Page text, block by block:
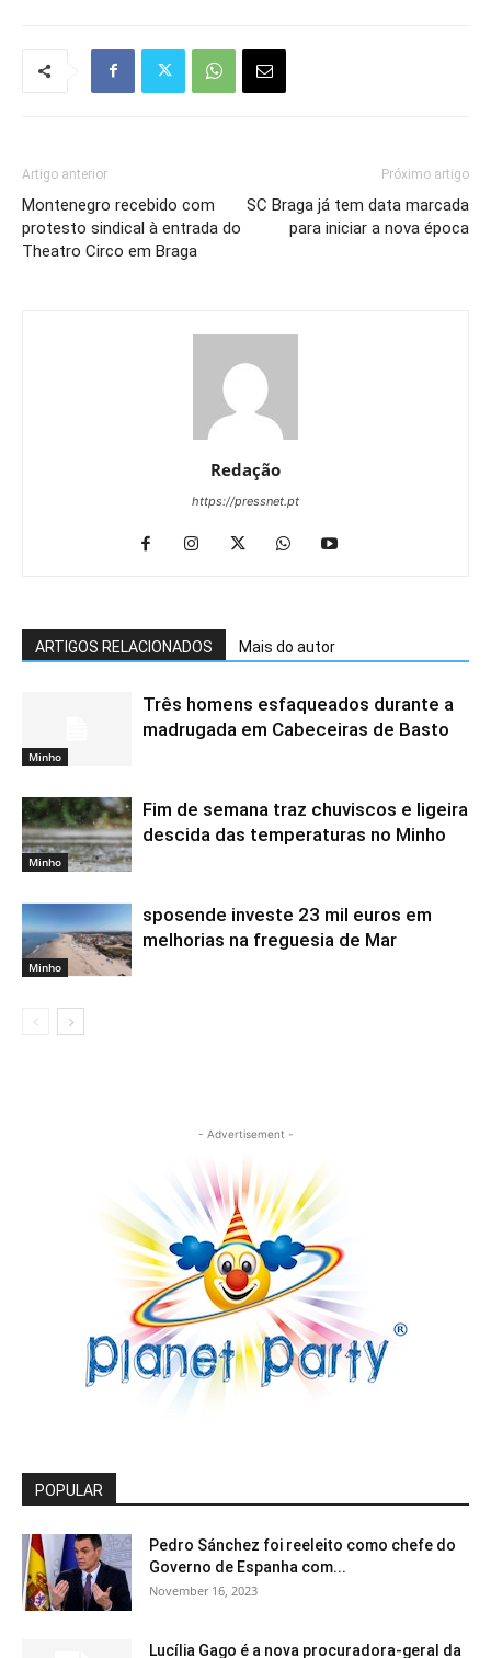
Artigo anterior
Montenegro recebido com
protesto sindical à entrada do
Theatro Circo em Braga
Próximo artigo
SC Braga já tem data marcada
para iniciar a nova época
Redação
https://pressnet.pt
ARTIGOS RELACIONADOS Mais do autor
Minho
Três homens esfaqueados durante a
madrugada em Cabeceiras de Basto
Minho
Fim de semana traz chuviscos e ligeira
descida das temperaturas no Minho
Minho
sposende investe 23 mil euros em
melhorias na freguesia de Mar
- Advertisement -
POPULAR
Pedro Sánchez foi reeleito como chefe do
Governo de Espanha com...
November 16, 2023
Lucília Gago é a nova procuradora-geral da